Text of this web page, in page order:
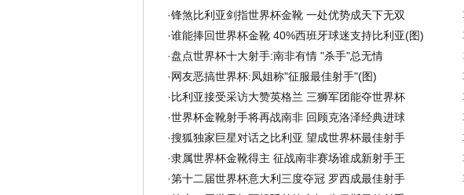
·锋煞比利亚剑指世界杯金靴 一处优势成天下无双
·谁能捧回世界杯金靴 40%西班牙球迷支持比利亚(图)
·盘点世界杯十大射手:南非有情 "杀手"总无情
·网友恶搞世界杯:凤姐称"征服最佳射手"(图)
· 比利亚接受采访大赞英格兰 三狮军团能夺世界杯
·世界杯金靴射手将再战南非 回顾克洛泽经典进球
·搜狐独家巨星对话之比利亚 望成世界杯最佳射手
·隶属世界杯金靴得主 征战南非赛场谁成新射手王
·第十二届世界杯意大利三度夺冠 罗西成最佳射手